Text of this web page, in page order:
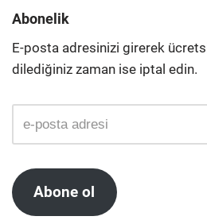
Abonelik
E-posta adresinizi girerek
dilediğiniz zaman ise iptal edin.
Abone ol